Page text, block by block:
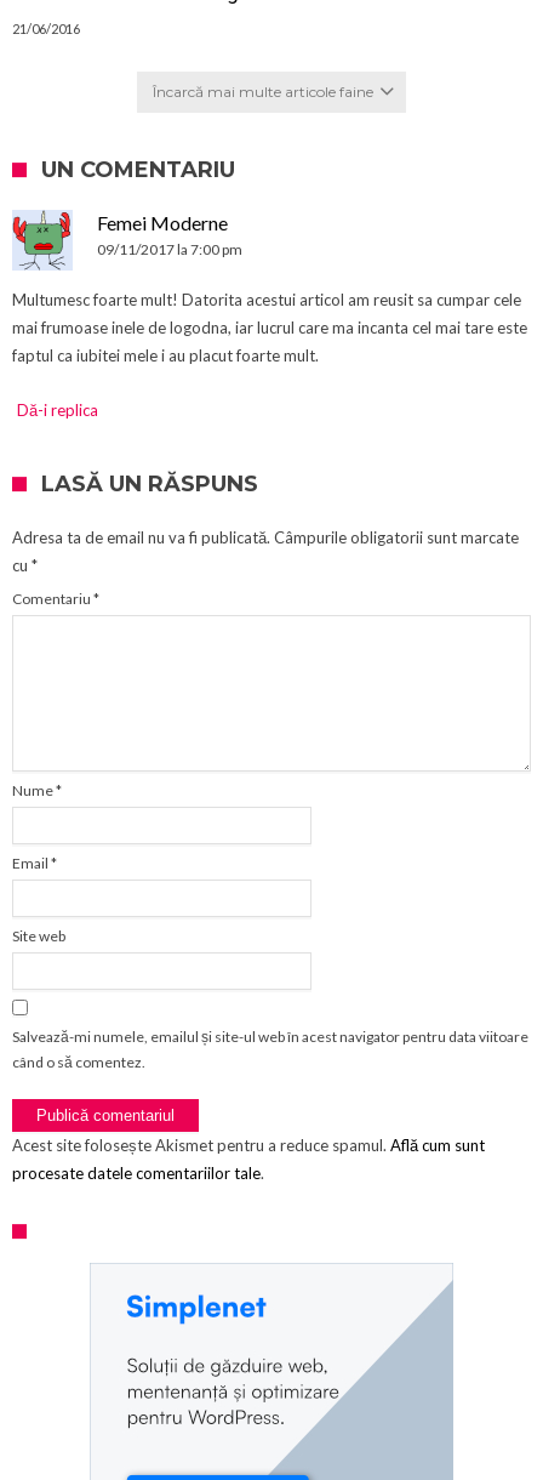
21/06/2016
Încarcă mai multe articole faine
UN COMENTARIU
Femei Moderne
09/11/2017 la 7:00 pm
Multumesc foarte mult! Datorita acestui articol am reusit sa cumpar cele
mai frumoase inele de logodna, iar lucrul care ma incanta cel mai tare este
faptul ca iubitei mele i au placut foarte mult.
Dă-i replica
LASĂ UN RĂSPUNS
Adresa ta de email nu va fi publicată. Câmpurile obligatorii sunt marcate
cu *
Comentariu *
Nume*
Email *
Site web
Salvează-mi numele, emailul și site-ul web în acest navigator pentru data viitoare
când o să comentez.
Acest site folosește Akismet pentru a reduce spamul. Află cum sunt
procesate datele comentariilor tale.